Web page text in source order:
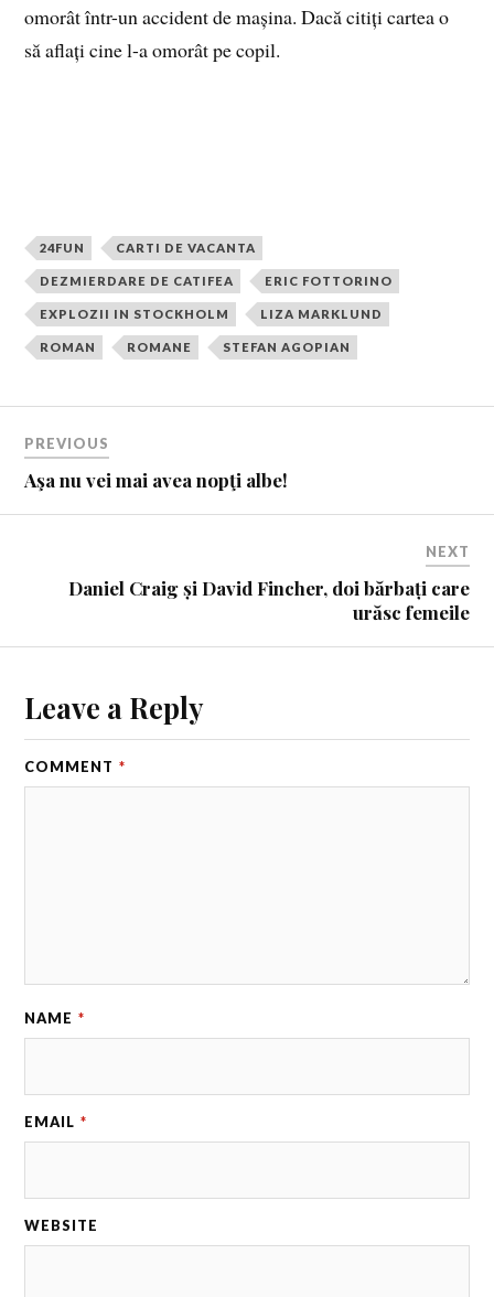
omorât într-un accident de mașina. Dacă citiți cartea o
să aflați cine l-a omorât pe copil.
24FUN CARTI DE VACANTA
DEZMIERDARE DE CATIFEA ERIC FOTTORINO
EXPLOZII IN STOCKHOLM LIZA MARKLUND
ROMAN ROMANE STEFAN AGOPIAN
PREVIOUS
Aşa nu vei mai avea nopţi albe!
NEXT
Daniel Craig și David Fincher, doi bărbați care
urăsc femeile
Leave a Reply
COMMENT *
NAME *
EMAIL *
WEBSITE